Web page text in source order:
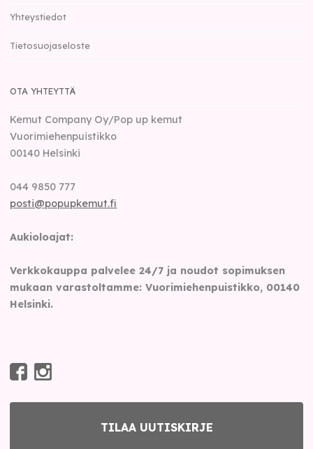
Yhteystiedot
Tietosuojaseloste
OTA YHTEYTTÄ
Kemut Company Oy/Pop up kemut
Vuorimiehenpuistikko
00140 Helsinki
044 9850 777
posti@popupkemut.fi
Aukioloajat:
Verkkokauppa palvelee 24/7 ja noudot sopimuksen
mukaan varastoltamme: Vuorimiehenpuistikko, 00140
Helsinki.
TILAA UUTISKIRJE